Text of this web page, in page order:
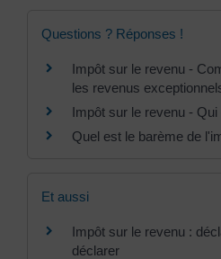
Questions ? Réponses !
Impôt sur le revenu -
les revenus
Impôt sur le revenu -
Quel est le barème de
Et aussi
Impôt sur le revenu :
déclarer